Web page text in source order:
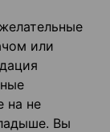
или
на не
Вы